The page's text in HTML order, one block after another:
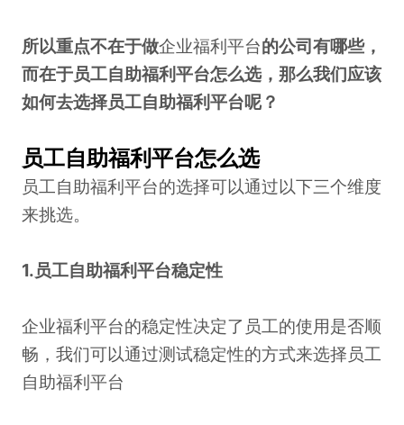
所以重点不在于做企业福利平台的公司有哪些，
而在于员工自助福利平台怎么选，那么我们应该
如何去选择员工自助福利平台呢？
员工自助福利平台怎么选
员工自助福利平台的选择可以通过以下三个维度
来挑选。
1.员工自助福利平台稳定性
企业福利平台的稳定性决定了员工的使用是否顺
畅，我们可以通过测试稳定性的方式来选择员工
自助福利平台